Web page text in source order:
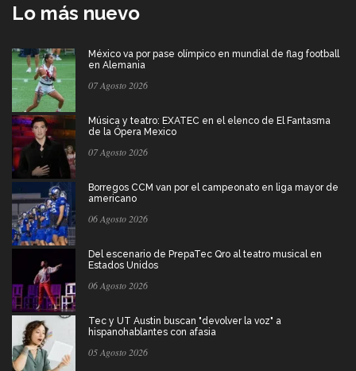
Lo más nuevo
México va por pase olímpico en mundial de flag football
en Alemania
07 Agosto 2026
Música y teatro: EXATEC en el elenco de El Fantasma
de la Ópera Mexico
07 Agosto 2026
Borregos CCM van por el campeonato en liga mayor de
americano
06 Agosto 2026
Del escenario de PrepaTec Qro al teatro musical en
Estados Unidos
06 Agosto 2026
Tec y UT Austin buscan "devolver la voz" a
hispanohablantes con afasia
05 Agosto 2026